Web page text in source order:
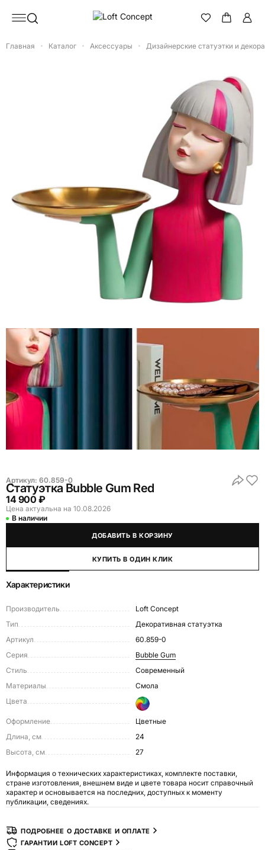
Главная Каталог Аксессуары Дизайнерские статуэтки и
Артикул: 60.859-0
Статуэтка Bubble Gum Red
14 900 ₽
Цена актуальна на 10.08.2026
В наличии
ДОБАВИТЬ В КОРЗИНУ
КУПИТЬ В ОДИН КЛИК
Характеристики
Производитель
Loft Concept
Тип
Декоративная статуэтка
Артикул
60.859-0
Серия
Bubble Gum
Стиль
Современный
Материалы
Смола
Цвета
Оформление
Цветные
Длина, см
24
Высота, см
27
Информация о технических характеристиках, комплекте поставки,
стране изготовления, внешнем виде и цвете товара носит справочный
характер и основывается на последних, доступных к моменту
публикации, сведениях.
ПОДРОБНЕЕ О ДОСТАВКЕ И ОПЛАТЕ
ГАРАНТИИ LOFT CONCEPT